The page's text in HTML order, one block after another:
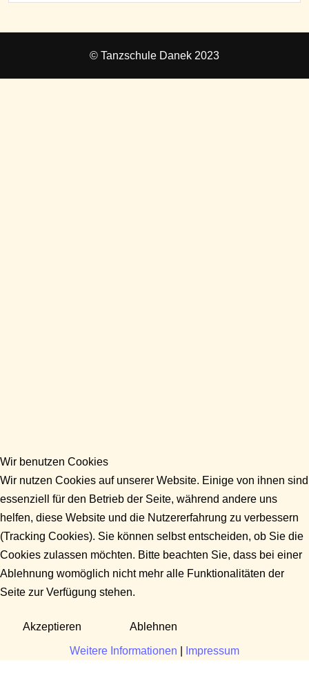
© Tanzschule Danek 2023
Wir benutzen Cookies
Wir nutzen Cookies auf unserer Website. Einige von ihnen sind
essenziell für den Betrieb der Seite, während andere uns
helfen, diese Website und die Nutzererfahrung zu verbessern
(Tracking Cookies). Sie können selbst entscheiden, ob Sie die
Cookies zulassen möchten. Bitte beachten Sie, dass bei einer
Ablehnung womöglich nicht mehr alle Funktionalitäten der
Seite zur Verfügung stehen.
Akzeptieren Ablehnen
Weitere Informationen Impressum